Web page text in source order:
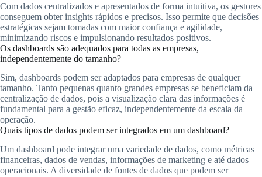
Com dados centralizados e apresentados de forma intuitiva, os gestores
conseguem obter insights rápidos e precisos. Isso permite que decisões
estratégicas sejam tomadas com maior confiança e agilidade,
minimizando riscos e impulsionando resultados positivos.
Os dashboards são adequados para todas as empresas,
independentemente do tamanho?
Sim, dashboards podem ser adaptados para empresas de qualquer
tamanho. Tanto pequenas quanto grandes empresas se beneficiam da
centralização de dados, pois a visualização clara das informações é
fundamental para a gestão eficaz, independentemente da escala da
operação.
Quais tipos de dados podem ser integrados em um dashboard?
Um dashboard pode integrar uma variedade de dados, como métricas
financeiras, dados de vendas, informações de marketing e até dados
operacionais. A diversidade de fontes de dados que podem ser